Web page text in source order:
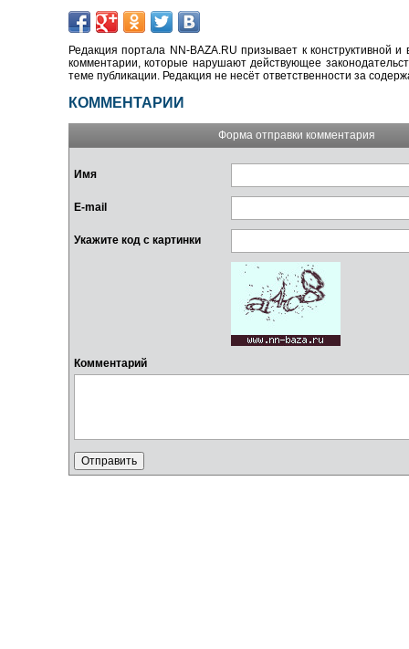
Редакция портала NN-BAZA.RU призывает к конструктивной
комментарии, которые нарушают действующее
теме публикации. Редакция не несёт ответственности за
КОММЕНТАРИИ
Форма отправки комментария
Имя
E-mail
Укажите код с картинки
Комментарий